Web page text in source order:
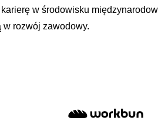
w środowisku
rozwój zawodowy.